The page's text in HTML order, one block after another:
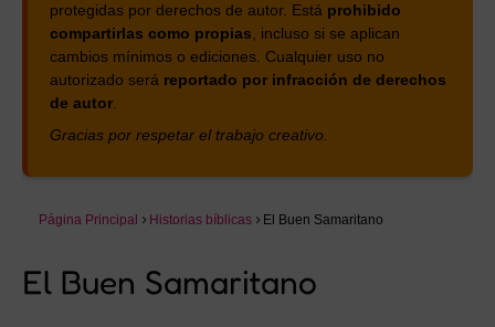
protegidas por derechos de autor. Está prohibido
compartirlas como propias , incluso si se aplican
cambios mínimos o ediciones. Cualquier uso no
autorizado será reportado por infracción de derechos
de autor
Gracias por respetar el trabajo creativo.
Página Principal Historias bíblicas El Buen Samaritano
El Buen Samaritano